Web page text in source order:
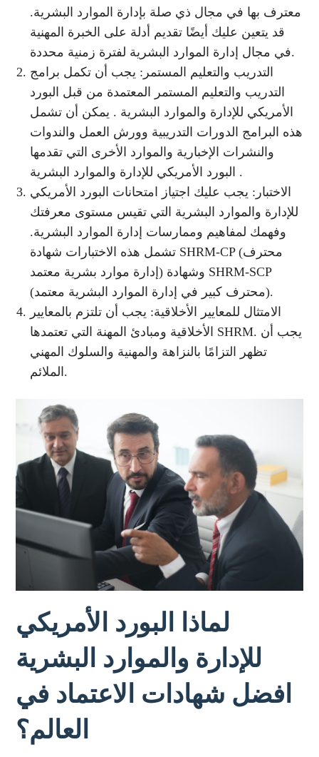
معترف بها في مجال ذي صلة بإدارة الموارد البشرية.
قد يتعين عليك أيضًا تقديم أدلة على الخبرة المهنية
في مجال إدارة الموارد البشرية لفترة زمنية محددة.
التدريب والتعليم المستمر: يجب أن تكمل برامج
التدريب والتعليم المستمر المعتمدة من قبل البورد
الأمريكي للإدارة والموارد البشرية . يمكن أن تشمل
هذه البرامج الدورات التدريبية وورش العمل والندوات
والنشرات الإخبارية والموارد الأخرى التي تقدمها
البورد الأمريكي للإدارة والموارد البشرية .
الاختبار: يجب عليك اجتياز امتحانات البورد الأمريكي
للإدارة والموارد البشرية التي تقيس مستوى معرفتك
وفهمك لمفاهيم وممارسات إدارة الموارد البشرية.
تشمل هذه الاختبارات شهادة SHRM-CP (محترف
إدارة موارد بشرية معتمد) وشهادة SHRM-SCP
(محترف كبير في إدارة الموارد البشرية معتمد).
الامتثال للمعايير الأخلاقية: يجب أن تلتزم بالمعايير
الأخلاقية ومبادئ المهنة التي تعتمدها SHRM. يجب أن
تظهر التزامًا بالنزاهة والمهنية والسلوك المهني
الملائم.
لماذا البورد الأمريكي
للإدارة والموارد البشرية
افضل شهادات الاعتماد في
العالم؟